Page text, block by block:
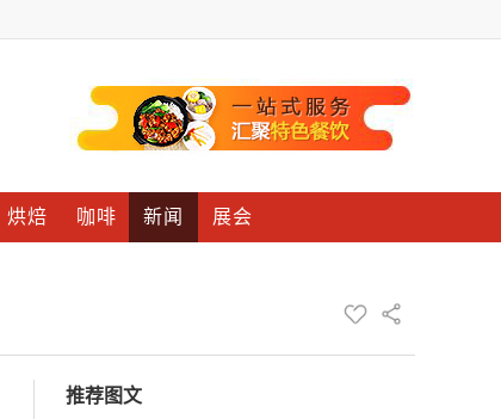
烘焙 咖啡 新闻 展会
推荐图文